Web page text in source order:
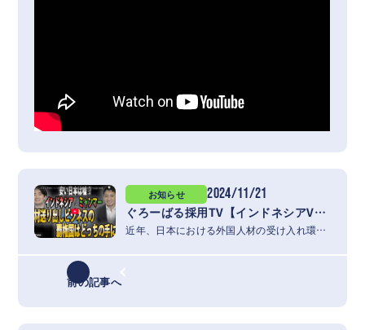
お知らせ 2024/11/21
ぐろーばる採用TV【インドネシアVSミャンマー】安い日本にホントに来てくれる？各国日本語学校の未来予想図
近年、日本における外国人材の受け入れ環境が大きく変化する中、新たな送り出し国とし…
前の記事へ